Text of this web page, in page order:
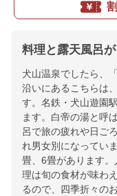
料理と露天風呂
犬山温泉でしたら、
沿いにあるこちらは
す。名鉄・犬山遊園
ます。白帝の湯と呼
呂で旅の疲れや日ご
れ男女別になってい
畳、6畳があります
理は旬の食材が味わ
るので、四季折々の